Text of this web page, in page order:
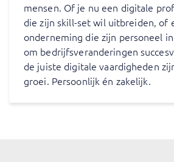
mensen. Of je nu een digitale
die zijn skill-set wil uitbreiden, of
onderneming die zijn personeel
om bedrijfsveranderingen
de juiste digitale vaardigheden
groei. Persoonlijk én zakelijk.